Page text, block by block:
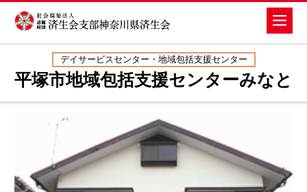
デイサービスセンター・地域包括支援センター
平塚市地域包括支援センターみなと